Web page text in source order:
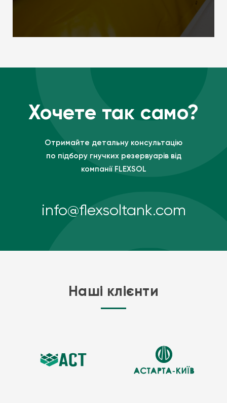
Хочете так само?
Отримайте детальну консультацію
по підбору гнучких резервуарів від
компанії FLEXSOL
info@flexsoltank.com
Наші клієнти